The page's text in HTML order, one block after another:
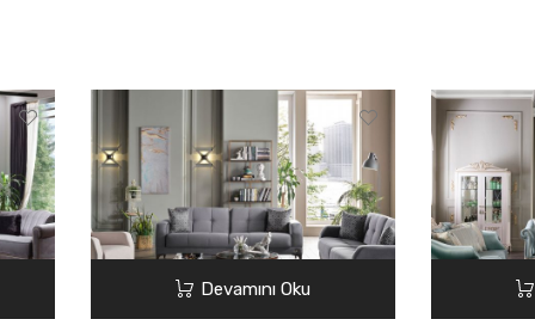
Devamını Oku